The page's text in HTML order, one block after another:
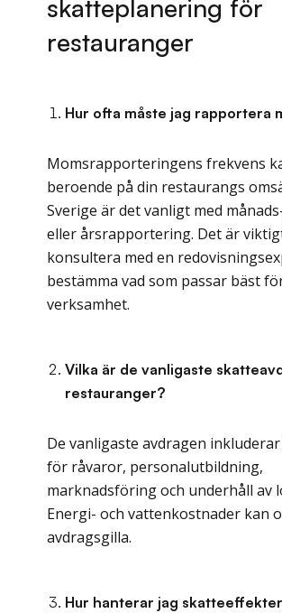
skatteplanering för
restauranger
Hur ofta måste jag rapportera
Momsrapporteringens frekvens
beroende på din restaurangs
Sverige är det vanligt med
eller årsrapportering. Det är
konsultera med en
bestämma vad som passar bäst
verksamhet.
Vilka är de vanligaste
restauranger?
De vanligaste avdragen
för råvaror, personalutbildning,
marknadsföring och underhåll av
Energi- och vattenkostnader kan
avdragsgilla.
Hur hanterar jag